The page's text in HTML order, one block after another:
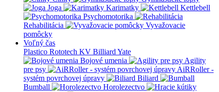
Joga
Karimatky
Kettlebell
Psychomotorika
Rehabilitácia
Vyvažovacie
pomôcky
Voľný čas
Plastico Rototech KV Billiard Yate
Bojové umenia
Agility
pre psy
AiRRoller -
systém povrchovej úpravy
Biliard
Bumball
Horolezectvo